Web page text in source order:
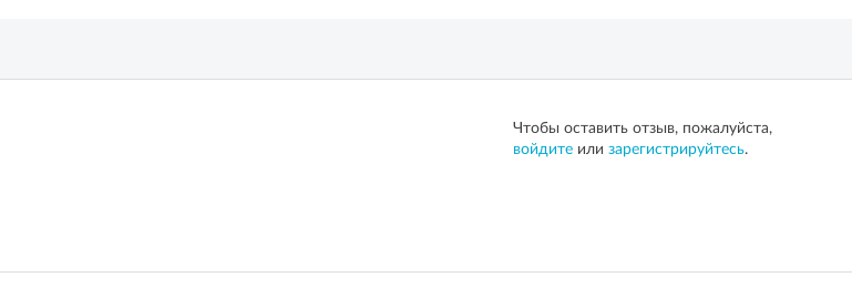
Чтобы оставить отзыв, пожалуйста,
войдите или зарегистрируйтесь.